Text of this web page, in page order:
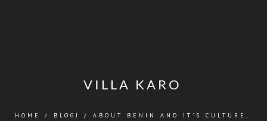
VILLA KARO
HOME / BLOGI / ABOUT BENIN AND IT'S CULTURE